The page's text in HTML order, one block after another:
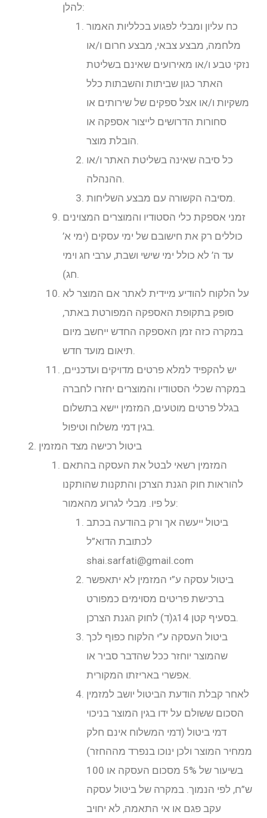
להלן:
כח עליון ומבלי לפגוע בכלליות האמור
מלחמה, מבצע צבאי, מבצע חרום ו/או
נזקי טבע ו/או מאירועים שאינם בשליטת
האתר כגון שביתות והשבתות כלל
משקיות ו/או אצל ספקים של שירותים או
סחורות הדרושים לייצור אספקה או
כל סיבה שאינה בשליטת האתר ו/או
זמני אספקת כלי הסטודיו והמוצרים המצוינים
כוללים רק את חישובם של ימי עסקים (ימי א’
עד ה’ לא כולל ימי שישי ושבת, ערבי חג וימי
על הלקוח להודיע מיידית לאתר אם המוצר לא
סופק בתקופת האספקה המפורטת באתר,
במקרה כזה זמן האספקה החדש ייחשב מיום
יש להקפיד למלא פרטים מדויקים ועדכניים,
במקרה שכלי הסטודיו והמוצרים יחזרו לחברה
בגלל פרטים מוטעים, המזמין יישא בתשלום
ביטול רכישה מצד המזמין
המזמין רשאי לבטל את העסקה בהתאם
להוראות חוק הגנת הצרכן והתקנות שהותקנו
על פיו. מבלי לגרוע מהאמור:
ביטול ייעשה אך ורק בהודעה בכתב
לכתובת הדוא”ל
shai.sarfati@gmail.com
ביטול עסקה ע”י המזמין לא יתאפשר
ברכישת פריטים מסוימים כמפורט
ביטול העסקה ע”י הלקוח כפוף לכך
שהמוצר יוחזר ככל שהדבר סביר או
לאחר קבלת הודעת הביטול יושב למזמין
הסכום ששולם על ידו בגין המוצר בניכוי
דמי ביטול (דמי המשלוח אינם חלק
ממחיר המוצר ולכן ינוכו בנפרד מההחזר)
בשיעור של 5% מסכום העסקה או 100
ש”ח, לפי הנמוך. במקרה של ביטול עסקה
עקב פגם או אי התאמה, לא יחויב